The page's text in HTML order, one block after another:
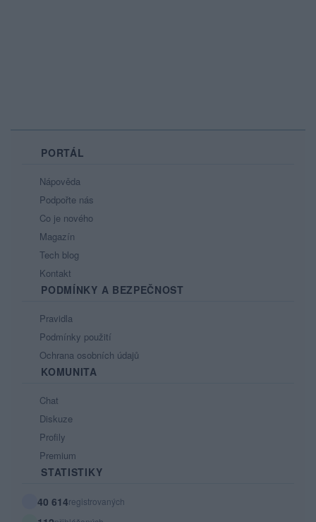
PORTÁL
Nápověda
Podpořte nás
Co je nového
Magazín
Tech blog
Kontakt
PODMÍNKY A BEZPEČNOST
Pravidla
Podmínky použití
Ochrana osobních údajů
KOMUNITA
Chat
Diskuze
Profily
Premium
STATISTIKY
40 614registrovaných